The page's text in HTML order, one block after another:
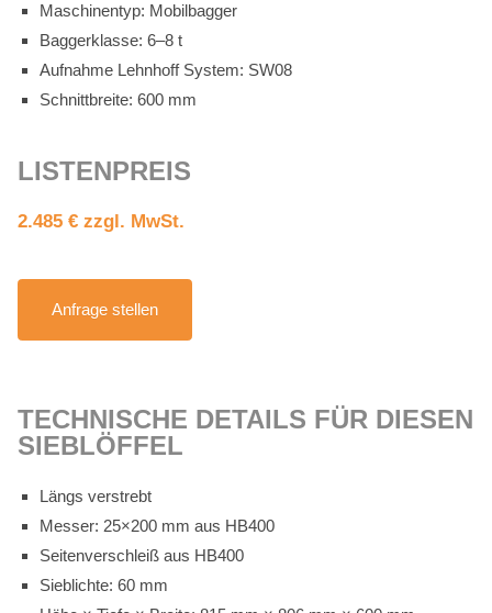
Ma­schi­nen­typ: Mo­bil­bag­ger
Bag­ger­klas­se: 6–8 t
Auf­nah­me Lehn­hoff Sys­tem: SW08
Schnitt­brei­te: 600 mm
LIS­TEN­PREIS
2.485 € zzgl. MwSt.
An­fra­ge stel­len
TECH­NI­SCHE DE­TAILS FÜR DIE­SEN
SIEB­LÖF­FEL
Längs ver­strebt
Mes­ser: 25×200 mm aus HB400
Sei­ten­ver­schleiß aus HB400
Sieb­lich­te: 60 mm